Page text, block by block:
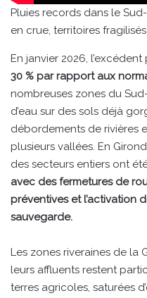
Pluies records dans le
en crue, territoires
En janvier 2026,
30 % par rapport aux
nombreuses zones du
d’eau sur des sols déjà
débordements de rivières
plusieurs vallées. En
des secteurs entiers ont
avec des fermetures de
préventives et l’activation
sauvegarde.
Les zones riveraines de la
leurs affluents restent
terres agricoles, saturées